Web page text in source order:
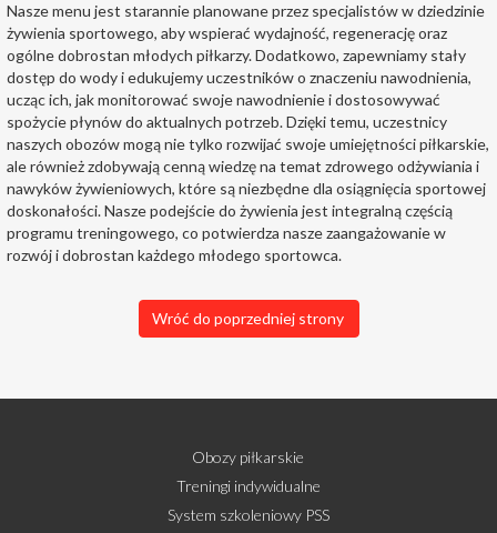
Nasze menu jest starannie planowane przez specjalistów w dziedzinie
żywienia sportowego, aby wspierać wydajność, regenerację oraz
ogólne dobrostan młodych piłkarzy. Dodatkowo, zapewniamy stały
dostęp do wody i edukujemy uczestników o znaczeniu nawodnienia,
ucząc ich, jak monitorować swoje nawodnienie i dostosowywać
spożycie płynów do aktualnych potrzeb. Dzięki temu, uczestnicy
naszych obozów mogą nie tylko rozwijać swoje umiejętności piłkarskie,
ale również zdobywają cenną wiedzę na temat zdrowego odżywiania i
nawyków żywieniowych, które są niezbędne dla osiągnięcia sportowej
doskonałości. Nasze podejście do żywienia jest integralną częścią
programu treningowego, co potwierdza nasze zaangażowanie w
rozwój i dobrostan każdego młodego sportowca.
Wróć do poprzedniej strony
Obozy piłkarskie
Treningi indywidualne
System szkoleniowy PSS